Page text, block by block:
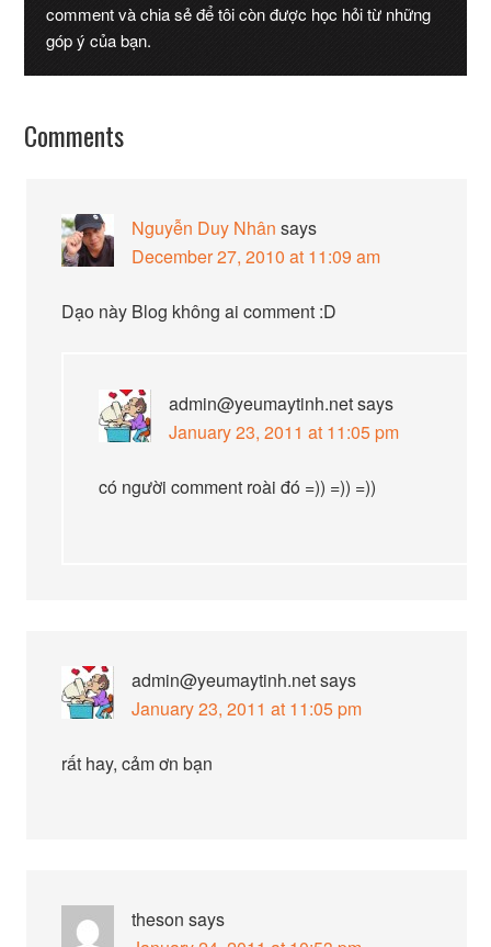
comment và chia sẻ để tôi còn được học hỏi từ những
góp ý của bạn.
Comments
Nguyễn Duy Nhân says
December 27, 2010 at 11:09 am
Dạo này Blog không ai comment :D
admin@yeumaytinh.netsays
January 23, 2011 at 11:05 pm
có người comment roài đó =)) =)) =))
admin@yeumaytinh.netsays
January 23, 2011 at 11:05 pm
rất hay, cảm ơn bạn
theson says